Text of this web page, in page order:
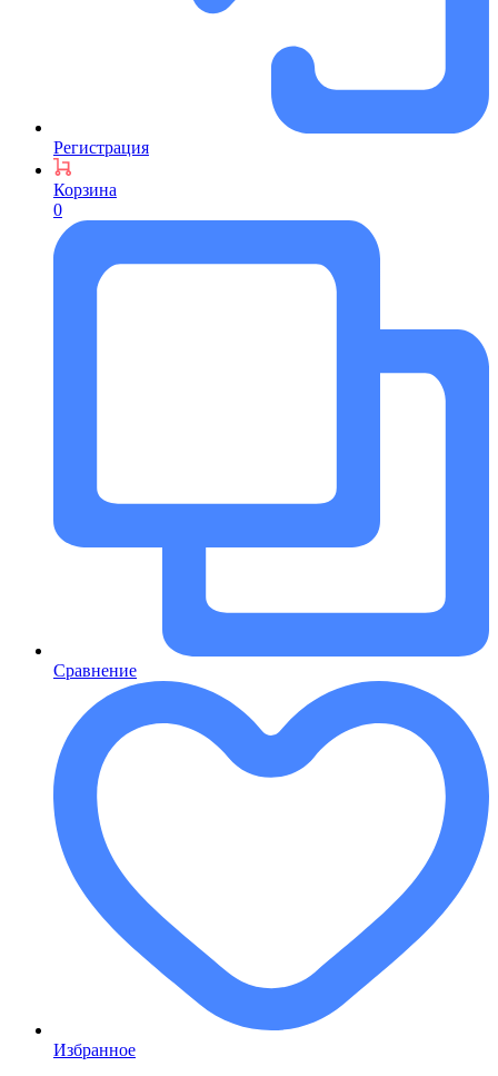
Регистрация
Корзина
0
Сравнение
Избранное